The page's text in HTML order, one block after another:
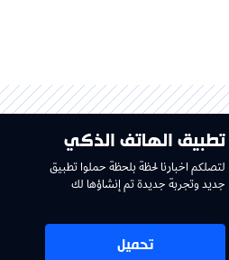
تطبيق الهاتف الذكي
لتصلكم اخبارنا لحظة بلحظة حملوا تطبيق
جديد وتجربة جديدة تم إنشاؤها لك
تحميل